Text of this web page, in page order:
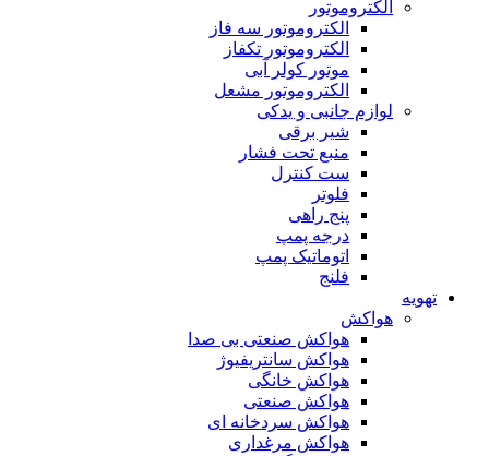
الکتروموتور
الکتروموتور سه فاز
الکتروموتور تکفاز
موتور کولر آبی
الکتروموتور مشعل
لوازم جانبی و یدکی
شیر برقی
منبع تحت فشار
ست کنترل
فلوتر
پنج راهی
درجه پمپ
اتوماتیک پمپ
فلنج
تهویه
هواکش
هواکش صنعتی بی صدا
هواکش سانتریفیوژ
هواکش خانگی
هواکش صنعتی
هواکش سردخانه ای
هواکش مرغداری